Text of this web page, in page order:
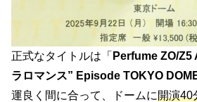
正式なタイトルは「 Perfume ZO/
ラロマンス” Episode TOKYO
運良く間に合って、ドームに開演40